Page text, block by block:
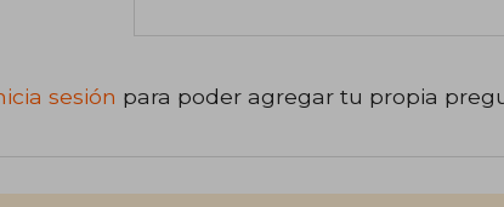
sesión para poder agregar tu propia